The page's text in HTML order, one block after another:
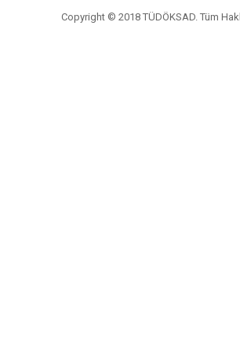
Copyright © 2018 TÜDÖKSAD. Tüm